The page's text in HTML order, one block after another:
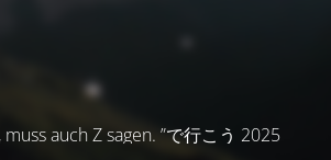
muss auch Z sagen. ”で行こう 2025